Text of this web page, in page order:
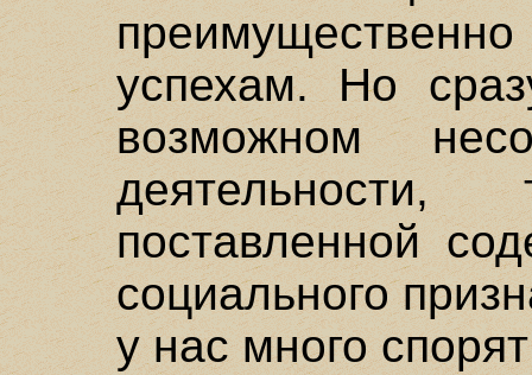
успехам. Но
возможном
поставленной
социального
у нас много